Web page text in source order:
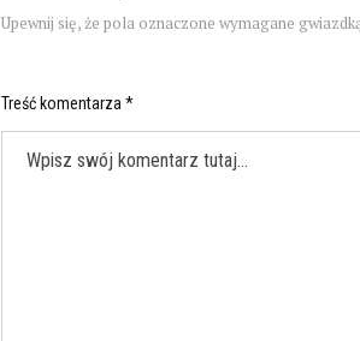
Upewnij się, że pola oznaczone wymagane
Treść komentarza *